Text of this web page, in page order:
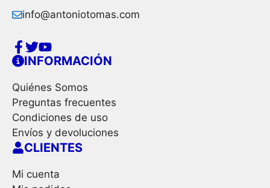
info@antoniotomas.com
INFORMACIÓN
Quiénes Somos
Preguntas frecuentes
Condiciones de uso
Envíos y devoluciones
CLIENTES
Mi cuenta